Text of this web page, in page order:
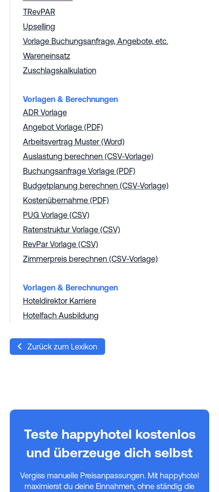
TRevPAR
Upselling
Vorlage Buchungsanfrage, Angebote, etc.
Wareneinsatz
Zuschlagskalkulation
Vorlagen & Berechnungen
ADR Vorlage
Angebot Vorlage (PDF)
Arbeitsvertrag Muster (Word)
Auslastung berechnen (CSV-Vorlage)
Buchungsanfrage Vorlage (PDF)
Budgetplanung berechnen (CSV-Vorlage)
Kostenübernahme (PDF)
PUG Vorlage (CSV)
Ratenstruktur Vorlage (CSV)
RevPar Vorlage (CSV)
Zimmerpreis berechnen (CSV-Vorlage)
Vorlagen & Berechnungen
Hoteldirektor Karriere
Hotelfach Ausbildung
Zurück zum Lexikon
Teste happyhotel kostenlos
und überzeuge dich selbst
Vergiss manuelle Preisanpassungen. Mit happyhotel
maximierst du deine Einnahmen, ohne ständig die